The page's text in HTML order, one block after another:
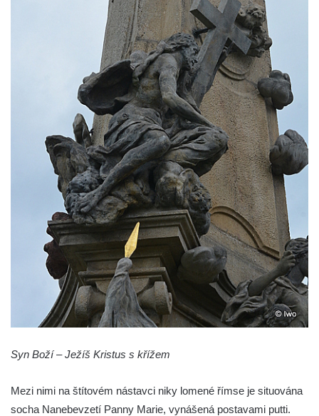
Sloup Panny Marie v Mnichově Hradišti
Sloup Panny Marie v Klášterci nad Ohří
Zbytek světeckého sloupu v Klášterci nad
Sloup svatého Floriána v Žatci
Sloup Nejsvětější Trojice v Žatci
Sloup svatého Jana Nepomuckého v Žatci
Sloup se sochou Ukřižovaného v Žatci
Sloup Nejsvětější Trojice ve Stráži nad Ohří
Sloup Panny Marie Bolestné v Kralupech
nad Vltavou-Mikovicích
Sloup s kaplicí s reliéfy v Bílině
Sloup Panny Marie v Bílině
Sloup Panny Marie v Ostrově
Sloup Nejsvětější Trojice v Ostrově
Sloup Panny Marie v Holanech
Sloup Panny Marie v Milhostově
Sloup Nejsvětější Trojice v Chomutově
Syn Boží – Ježíš Kristus s křížem
Mezi nimi na štítovém nástavci niky lomené římse je situována
socha Nanebevzetí Panny Marie, vynášená postavami putti.